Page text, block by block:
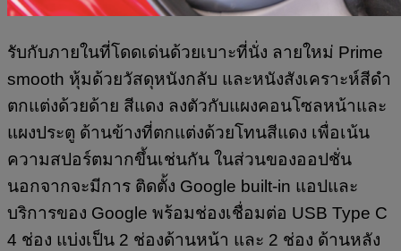
รับกับภายในที่โดดเด่นด้วยเบาะที่นั่ง ลายใหม่ Prime
smooth หุ้มด้วยวัสดุหนังกลับ และหนังสังเคราะห์สีดำ
ตกแต่งด้วยด้าย สีแดง ลงตัวกับแผงคอนโซลหน้าและ
แผงประตู ด้านข้างที่ตกแต่งด้วยโทนสีแดง เพื่อเน้น
ความสปอร์ตมากขึ้นเช่นกัน ในส่วนของออปชั่น
นอกจากจะมีการ ติดตั้ง Google built-in แอปและ
บริการของ Google พร้อมช่องเชื่อมต่อ USB Type C
4 ช่อง แบ่งเป็น 2 ช่องด้านหน้า และ 2 ช่อง ด้านหลัง